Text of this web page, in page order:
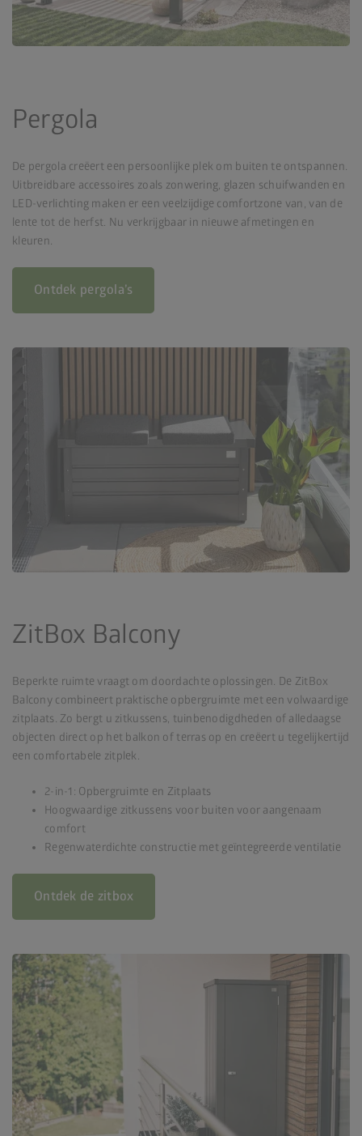
Pergola
De pergola creëert een persoonlijke plek om buiten te ontspannen.
Uitbreidbare accessoires zoals zonwering, glazen schuifwanden en
LED-verlichting maken er een veelzijdige comfortzone van, van de
lente tot de herfst. Nu verkrijgbaar in nieuwe afmetingen en
kleuren.
Ontdek pergola’s
ZitBox Balcony
Beperkte ruimte vraagt om doordachte oplossingen. De ZitBox
Balcony combineert praktische opbergruimte met een volwaardige
zitplaats. Zo bergt u zitkussens, tuinbenodigdheden of alledaagse
objecten direct op het balkon of terras op en creëert u tegelijkertijd
een comfortabele zitplek.
2-in-1: Opbergruimte en Zitplaats
Hoogwaardige zitkussens voor buiten voor aangenaam
comfort
Regenwaterdichte constructie met geïntegreerde ventilatie
Ontdek de zitbox